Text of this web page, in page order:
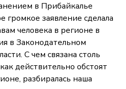
в Прибайкалье
громкое заявление сделала
человека в регионе в
в Законодательном
С чем связана столь
действительно обстоят
разбиралась наша